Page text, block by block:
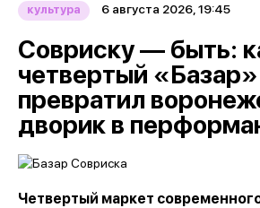
культура 6 августа 2026, 19:45
Совриску — быть:
четвертый «Базар»
превратил
дворик в
Четвертый маркет